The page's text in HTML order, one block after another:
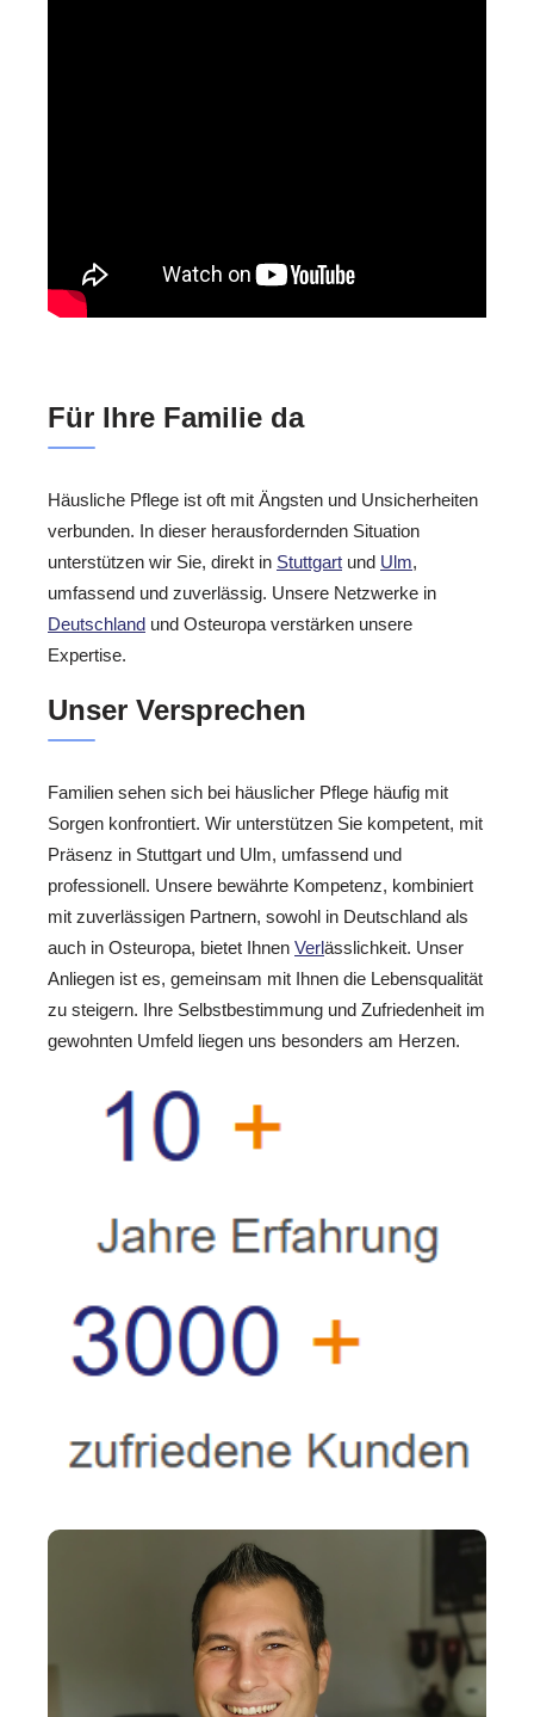
Für Ihre Familie da
Häusliche Pflege ist oft mit Ängsten und Unsicherheiten
verbunden. In dieser herausfordernden Situation
unterstützen wir Sie, direkt in Stuttgart und Ulm,
umfassend und zuverlässig. Unsere Netzwerke in
Deutschland und Osteuropa verstärken unsere
Expertise.
Unser Versprechen
Familien sehen sich bei häuslicher Pflege häufig mit
Sorgen konfrontiert. Wir unterstützen Sie kompetent, mit
Präsenz in Stuttgart und Ulm, umfassend und
professionell. Unsere bewährte Kompetenz, kombiniert
mit zuverlässigen Partnern, sowohl in Deutschland als
auch in Osteuropa, bietet Ihnen Verlässlichkeit. Unser
Anliegen ist es, gemeinsam mit Ihnen die Lebensqualität
zu steigern. Ihre Selbstbestimmung und Zufriedenheit im
gewohnten Umfeld liegen uns besonders am Herzen.